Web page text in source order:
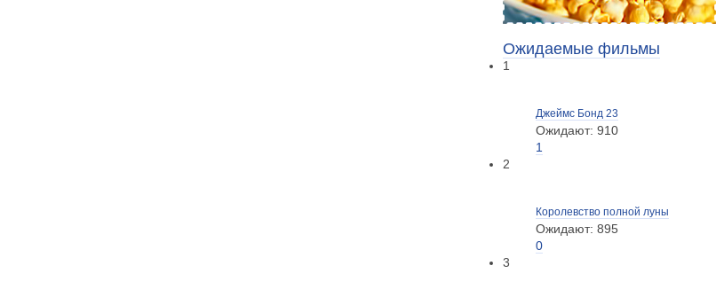
Ожидаемые фильмы
1
Джеймс Бонд 23
Ожидают: 910
1
2
Королевство полной луны
Ожидают: 895
0
3